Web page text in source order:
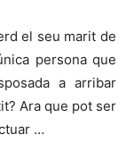
el seu marit de
persona que
a arribar
Ara que pot ser
…